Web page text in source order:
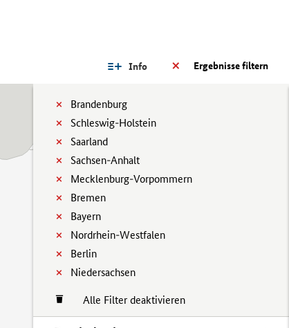
Ergebnisse filtern
Info
Brandenburg
Schleswig-Holstein
Saarland
Sachsen-Anhalt
Mecklenburg-Vorpommern
Bremen
Bayern
Nordrhein-Westfalen
Berlin
Niedersachsen
Alle Filter deaktivieren